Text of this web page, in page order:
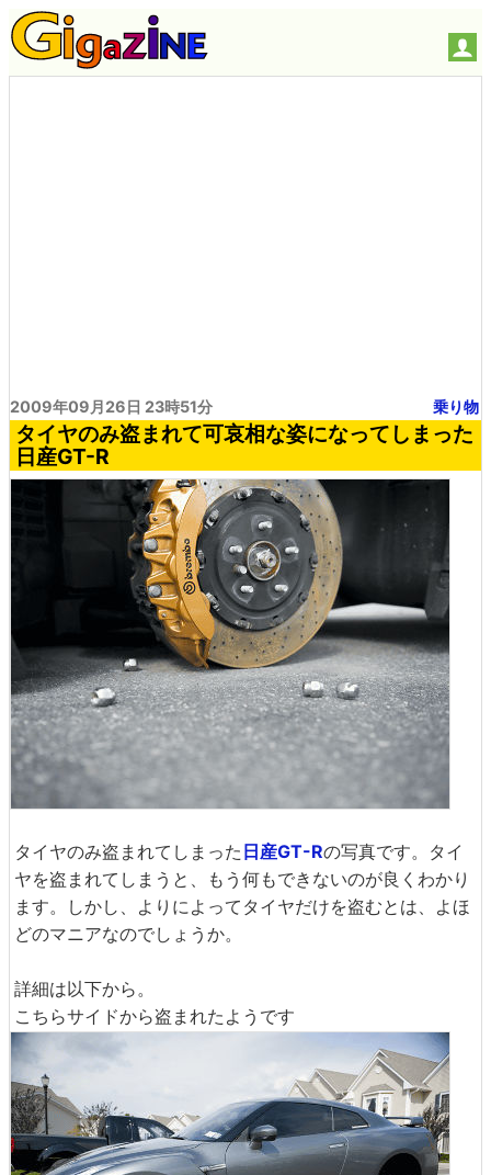
2009年09月26日 23時51分 乗り物
タイヤのみ盗まれて可哀相な姿になってしまった
日産GT-R
タイヤのみ盗まれてしまった 日産GT-Rの写真です。タイ
ヤを盗まれてしまうと、もう何もできないのが良くわかり
ます。しかし、よりによってタイヤだけを盗むとは、よほ
どのマニアなのでしょうか。
詳細は以下から。
こちらサイドから盗まれたようです